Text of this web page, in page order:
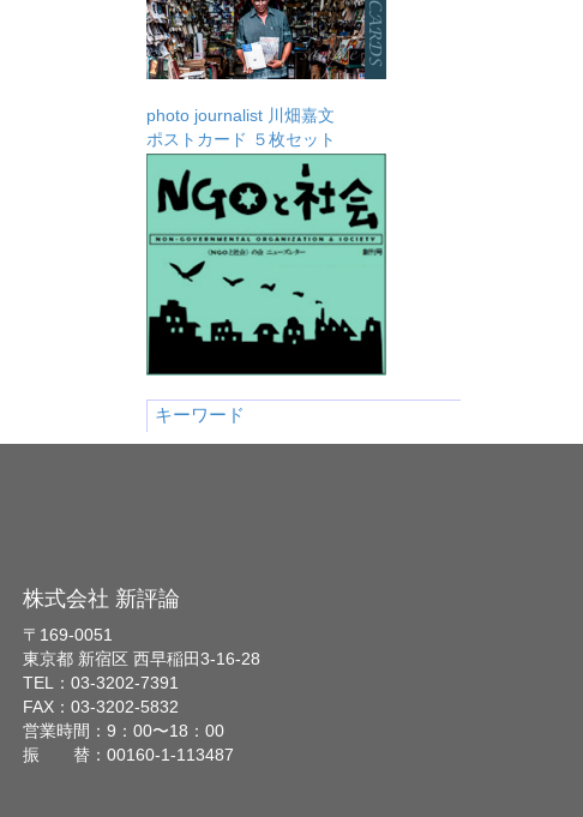
photo journalist 川畑嘉文
ポストカード ５枚セット
キーワード
株式会社 新評論
〒169-0051
東京都 新宿区 西早稲田3-16-28
TEL：03-3202-7391
FAX：03-3202-5832
営業時間：9：00〜18：00
振 替：00160-1-113487